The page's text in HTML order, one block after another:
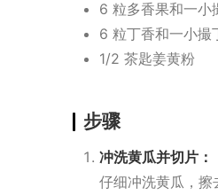
6 粒多香果和一小
6 粒丁香和一小撮
1/2 茶匙姜黄粉
步骤
冲洗黄瓜并切片：
仔细冲洗黄瓜，